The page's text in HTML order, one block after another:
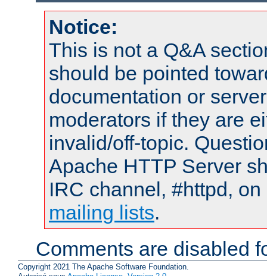
Notice:
This is not a Q&A
should be pointed
documentation or
moderators if they are
invalid/off-topic.
Apache HTTP Server
IRC channel, #httpd,
mailing lists.
Comments are disabled
Copyright 2021 The Apache Software Foundation.